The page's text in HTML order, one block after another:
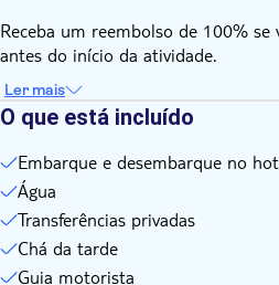
Receba um reembolso de 100%
antes do início da atividade.
Ler mais
O que está incluído
Embarque e desembarque no
Água
Transferências privadas
Chá da tarde
Guia motorista